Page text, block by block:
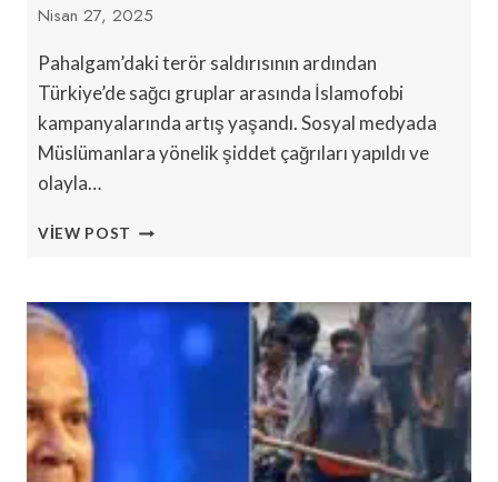
Nisan 27, 2025
Pahalgam’daki terör saldırısının ardından
Türkiye’de sağcı gruplar arasında İslamofobi
kampanyalarında artış yaşandı. Sosyal medyada
Müslümanlara yönelik şiddet çağrıları yapıldı ve
olayla…
VIEW POST PAHALGAM
MÜSLÜMAN